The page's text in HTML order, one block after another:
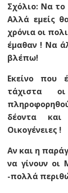
Σχόλιο: Να το
Αλλά εμείς
χρόνια οι
έμαθαν ! Να
βλέπω!
Εκείνο που
τάχιστα
δέοντα
Οικογένειες !
Αν και η
να γίνουν οι
-πολλά